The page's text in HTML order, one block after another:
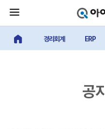
기
버
튼
얼마에요 메인경리회계 ERP
공